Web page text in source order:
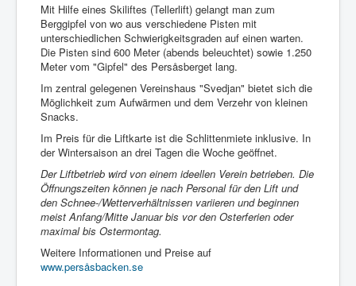
Mit Hilfe eines Skiliftes (Tellerlift) gelangt man zum
Berggipfel von wo aus verschiedene Pisten mit
unterschiedlichen Schwierigkeitsgraden auf einen warten.
Die Pisten sind 600 Meter (abends beleuchtet) sowie 1.250
Meter vom "Gipfel" des Persåsberget lang.
Im zentral gelegenen Vereinshaus "Svedjan" bietet sich die
Möglichkeit zum Aufwärmen und dem Verzehr von kleinen
Snacks.
Im Preis für die Liftkarte ist die Schlittenmiete inklusive. In
der Wintersaison an drei Tagen die Woche geöffnet.
Der Liftbetrieb wird von einem ideellen Verein betrieben. Die
Öffnungszeiten können je nach Personal für den Lift und
den Schnee-/Wetterverhältnissen variieren und beginnen
meist Anfang/Mitte Januar bis vor den Osterferien oder
maximal bis Ostermontag.
Weitere Informationen und Preise auf
www.persåsbacken.se